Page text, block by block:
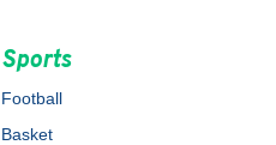
Sports
Football
Basket